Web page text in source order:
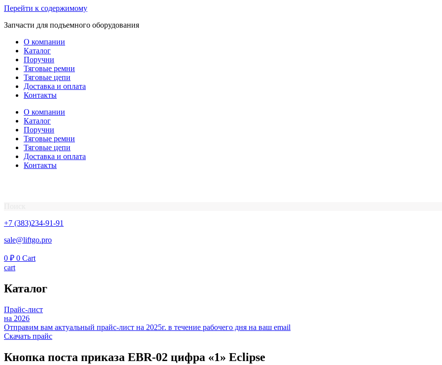
Перейти к содержимому
Запчасти для подъемного оборудования
О компании
Каталог
Поручни
Тяговые ремни
Тяговые цепи
Доставка и оплата
Контакты
О компании
Каталог
Поручни
Тяговые ремни
Тяговые цепи
Доставка и оплата
Контакты
+7 (383)234-91-91
sale@liftgo.pro
0 ₽ 0 Cart
cart
Каталог
Прайс-лист
на 2026
Отправим вам актуальный прайс-лист на 2025г. в течение рабочего дня на ваш email
Скачать прайс
Кнопка поста приказа EBR-02 цифра «1» Eclipse